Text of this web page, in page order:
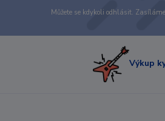
Můžete se kdykoli odhlásit.
Výkup